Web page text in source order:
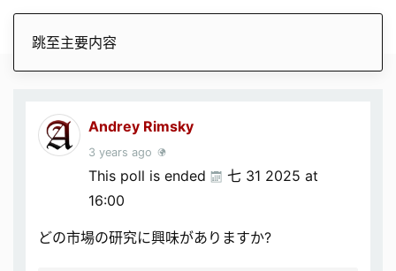
跳至主要内容
Andrey Rimsky
3 years ago
This poll is ended
七 31 2025 at
16:00
どの市場の研究に興味がありますか?